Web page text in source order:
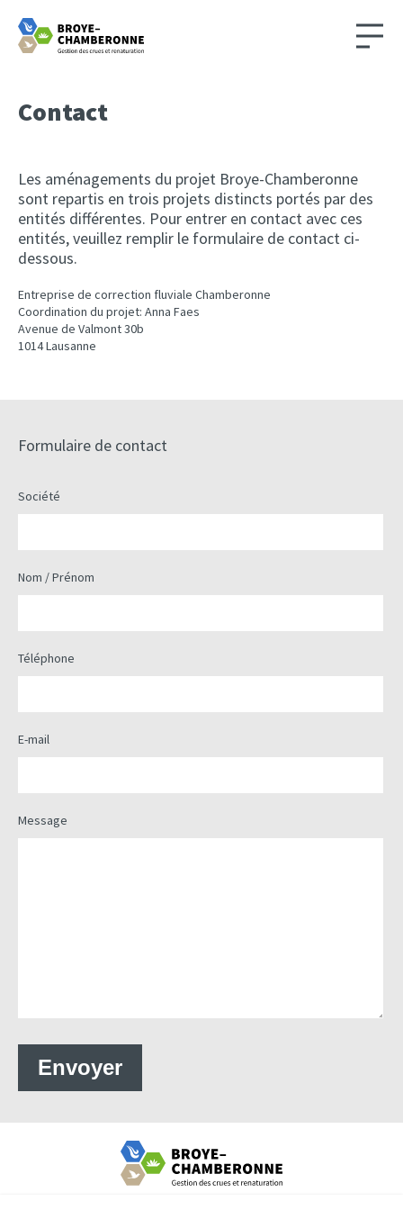
Contact
Les aménagements du projet Broye-Chamberonne
sont repartis en trois projets distincts portés par des
entités différentes. Pour entrer en contact avec ces
entités, veuillez remplir le formulaire de contact ci-
dessous.
Entreprise de correction fluviale Chamberonne
Coordination du projet: Anna Faes
Avenue de Valmont 30b
1014 Lausanne
Formulaire de contact
Alternative:
Société
Nom / Prénom
Téléphone
E-mail
Message